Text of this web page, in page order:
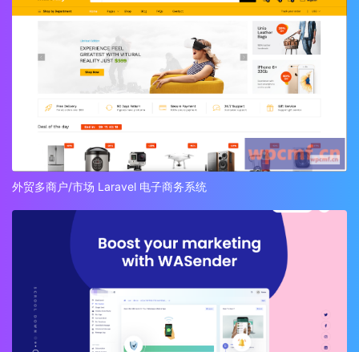
外贸多商户/市场 Laravel 电子商务系统